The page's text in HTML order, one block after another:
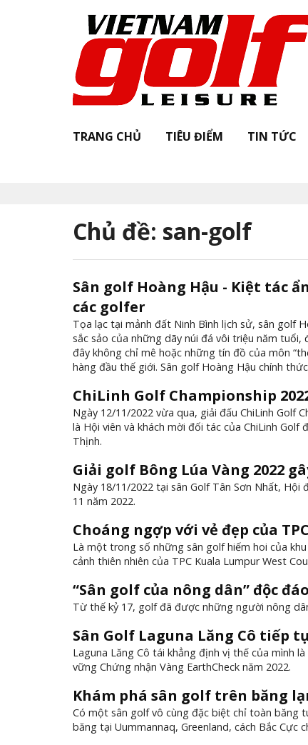
TRANG CHỦ TIÊU ĐIỂM TIN TỨC
Chủ đề: san-golf
Sân golf Hoàng Hậu - Kiệt tác
các golfer
Tọa lạc tại mảnh đất Ninh Bình lịch sử, sân golf
sắc sảo của những dãy núi đá vôi triệu năm tuổi,
đây không chỉ mê hoặc những tín đồ của môn
hàng đầu thế giới. Sân golf Hoàng Hậu chính
ChiLinh Golf Championship
Ngày 12/11/2022 vừa qua, giải đấu ChiLinh Golf
là Hội viên và khách mời đối tác của ChiLinh
Thịnh.
Giải golf Bông Lúa Vàng 2022
Ngày 18/11/2022 tại sân Golf Tân Sơn Nhất,
11 năm 2022.
Choáng ngợp với vẻ đẹp của
Là một trong số những sân golf hiếm hoi của
cảnh thiên nhiên của TPC Kuala Lumpur West
“Sân golf của nông dân” độc
Từ thế kỷ 17, golf đã được những người nông
Sân Golf Laguna Lăng Cô tiếp
Laguna Lăng Cô tái khẳng định vị thế của mình
vững Chứng nhận Vàng EarthCheck năm 2022.
Khám phá sân golf trên băng
Có một sân golf vô cùng đặc biệt chỉ toàn băng
băng tại Uummannaq, Greenland, cách Bắc Cực